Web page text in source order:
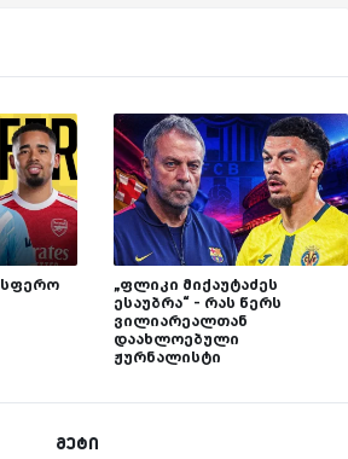
„ფლიკი მიქაუტაძეს
ესაუბრა“ - რას წერს
ვილიარეალთან
დაახლოებული
ჟურნალისტი
მეტი